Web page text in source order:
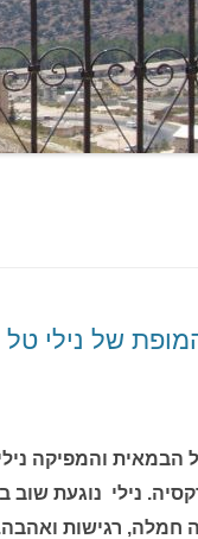
של נילי טל
הבמאית והמפיקה
נילי נוגעת שוב
חמלה, רגישות